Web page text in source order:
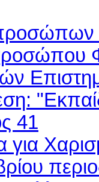
41